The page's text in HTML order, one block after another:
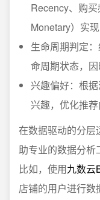
Recency、购
Monetary）实
生命周期判定
命周期状态，因
兴趣偏好：根
兴趣，优化推荐
在数据驱动的分层
助专业的数据分析
比如，使用九数云
店铺的用户进行